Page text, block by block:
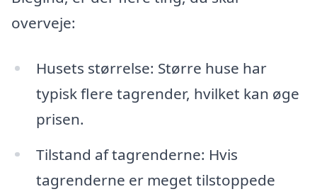
overveje:
Husets størrelse: Større huse har
typisk flere tagrender, hvilket kan øge
prisen.
Tilstand af tagrenderne: Hvis
tagrenderne er meget tilstoppede